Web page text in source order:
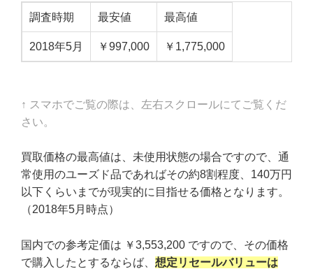
調査時期 最安値 最高値
2018年5月 ￥997,000 ￥1,775,000
↑ スマホでご覧の際は、左右スクロールにてご覧くだ
さい。
買取価格の最高値は、未使用状態の場合ですので、通
常使用のユーズド品であればその約8割程度、140万円
以下くらいまでが現実的に目指せる価格となります。
（2018年5月時点）
国内での参考定価は ￥3,553,200 ですので、その価格
で購入したとするならば、 想定リセールバリューは